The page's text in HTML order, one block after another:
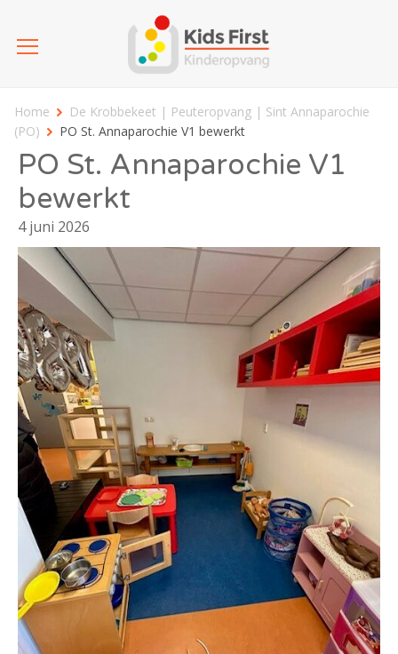
Home
De Krobbekeet | Peuteropvang | Sint Annaparochie
(PO)
PO St. Annaparochie V1 bewerkt
PO St. Annaparochie V1
bewerkt
4 juni 2026